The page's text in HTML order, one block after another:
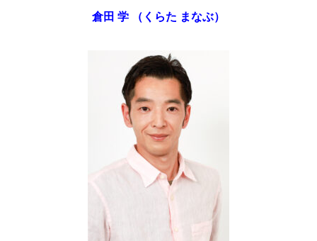
倉田 学 （くらた まなぶ）